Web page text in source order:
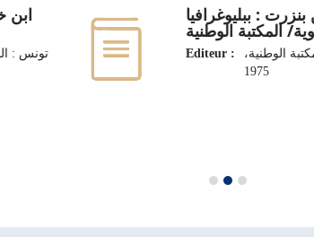
: ببليوغرافيا
المكتبة الوطنية
Editeur :
الوطنية،
1975
ابن
تونس :